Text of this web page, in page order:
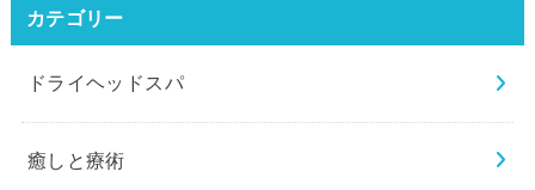
カテゴリー
ドライヘッドスパ
癒しと療術